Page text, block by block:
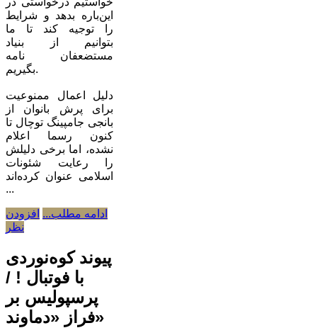
این‌باره بدهد و شرایط
را توجیه کند تا ما
بتوانیم از بنیاد
مستضعفان نامه
بگیریم.
دلیل اعمال ممنوعیت
برای پرش بانوان از
بانجی جامپینگ توچال تا
کنون رسما اعلام
نشده، اما برخی دلیلش
را رعایت شئونات
اسلامی عنوان کرده‌اند
...
ادامه مطلب... افزودن
نظر
پیوند کوه‌نوردی
با فوتبال ! /
پرسپولیس بر
فراز «دماوند»